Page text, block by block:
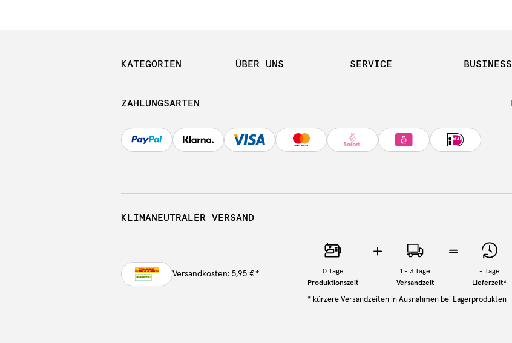
KATEGORIEN ÜBER UNS SERVICE BUSINESS
ZAHLUNGSARTEN
KLIMANEUTRALER VERSAND
Versandkosten: 5,95 €* 0Tage
Produktionszeit
1 - 3 Tage
Versandzeit
- Tage
Lieferzeit*
* kürzere Versandzeiten in Ausnahmen bei Lagerprodukten